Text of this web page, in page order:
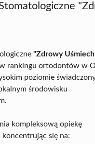
"Zdrowy
rankingu ortodontów w
poziomie
środowisku
kompleksową opiekę
się na: